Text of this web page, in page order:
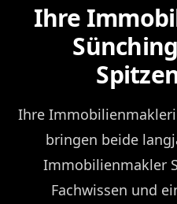
Ihre
Ihre
bringen beide
Immobilienmakler
Fachwissen und